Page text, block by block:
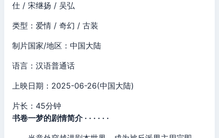
仕 / 宋继扬 / 吴弘
类型：爱情 / 奇幻 / 古装
制片国家/地区：中国大陆
语言：汉语普通话
上映日期：2025-06-26(中国大陆)
片长：45分钟
书卷一梦的剧情简介 · · · · · ·